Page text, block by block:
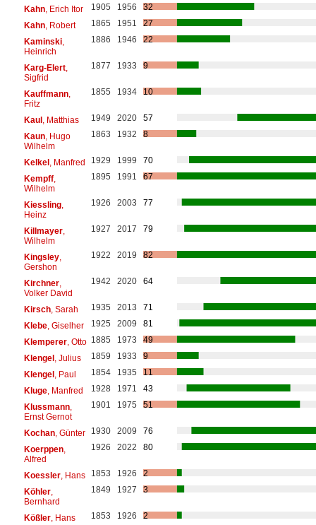
Kahn, Erich Itor 1905 1956
32
Kahn, Robert 1865 1951
27
Kaminski,
Heinrich
1886 1946 22
Karg-Elert,
Sigfrid
1877 1933 9
Kauffmann,
Fritz
1855 1934 10
Kaul, Matthias 1949 2020
57
Kaun, Hugo
Wilhelm
1863 1932 8
Kelkel, Manfred 1929 1999
70
Kempff,
Wilhelm
1895 1991 67
Kiessling,
Heinz
1926 2003 77
Killmayer,
Wilhelm
1927 2017 79
Kingsley,
Gershon
1922 2019 82
Kirchner,
Volker David
1942 2020 64
Kirsch, Sarah 1935 2013
71
Klebe, Giselher 1925 2009
81
Klemperer, Otto 1885 1973
49
Klengel, Julius 1859 1933
9
Klengel, Paul 1854 1935
11
Kluge, Manfred 1928 1971
43
Klussmann,
Ernst Gernot
1901 1975 51
Kochan, Günter 1930 2009
76
Koerppen,
Alfred
1926 2022 80
Koessler, Hans 1853 1926
2
Köhler,
Bernhard
1849 1927 3
Kößler, Hans 1853 1926
2